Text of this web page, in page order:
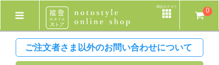
商品カテゴリ
0
ご注文者さま以外のお問い合わせについて